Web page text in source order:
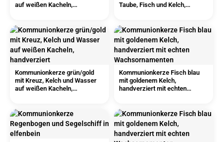
auf weißen Kacheln,
Taube, Fisch und Kelch,
Kommunionkerze grün/gold
mit Kreuz, Kelch und Wasser
auf weißen Kacheln,
Kommunionkerze Fisch blau
mit goldenem Kelch,
handverziert mit echten